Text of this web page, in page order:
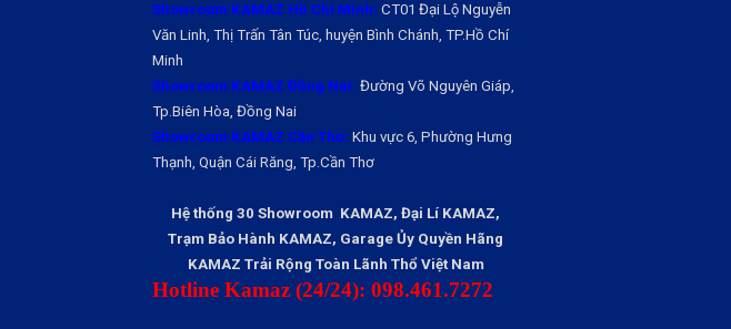
Showroom KAMAZ Hồ Chí Minh: CT01 Đại Lộ Nguyễn
Văn Linh, Thị Trấn Tân Túc, huyện Bình Chánh, TP.Hồ Chí
Minh
Showroom KAMAZ Đồng Nai: Đường Võ Nguyên Giáp,
Tp.Biên Hòa, Đồng Nai
Showroom KAMAZ Cần Thơ: Khu vực 6, Phường Hưng
Thạnh, Quận Cái Răng, Tp.Cần Thơ
Hệ thống 30 Showroom KAMAZ, Đại Lí KAMAZ,
Trạm Bảo Hành KAMAZ, Garage Ủy Quyền Hãng
KAMAZ Trải Rộng Toàn Lãnh Thổ Việt Nam
Hotline Kamaz (24/24): 098.461.7272